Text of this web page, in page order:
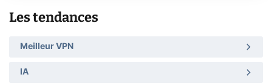
Les tendances
Meilleur VPN
IA